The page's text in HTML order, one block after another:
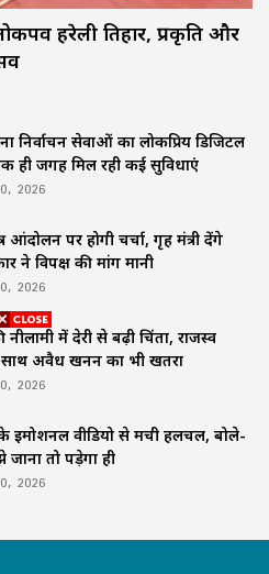
हरेली तिहार, प्रकृति और
निर्वाचन सेवाओं का लोकप्रिय डिजिटल
ही जगह मिल रही कई सुविधाएं
2026
आंदोलन पर होगी चर्चा, गृह मंत्री देंगे
ने विपक्ष की मांग मानी
2026
नीलामी में देरी से बढ़ी चिंता, राजस्व
अवैध खनन का भी खतरा
2026
इमोशनल वीडियो से मची हलचल, बोले-
तो पड़ेगा ही
2026